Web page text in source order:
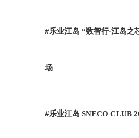
#乐业江岛 “数智行·江岛
场
#乐业江岛 SNECO CLUB